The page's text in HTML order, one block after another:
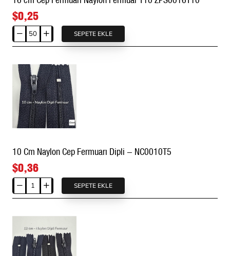
$0,25
16
cm
Fermuarı
Naylon
Fermuar
T10
ZPS0016T10
SEPETE EKLE
10 Cm Naylon Cep Fermuarı Dipli - NC0010T5
$0,36
10
Cm
Fermuarı
Dipli
SEPETE EKLE